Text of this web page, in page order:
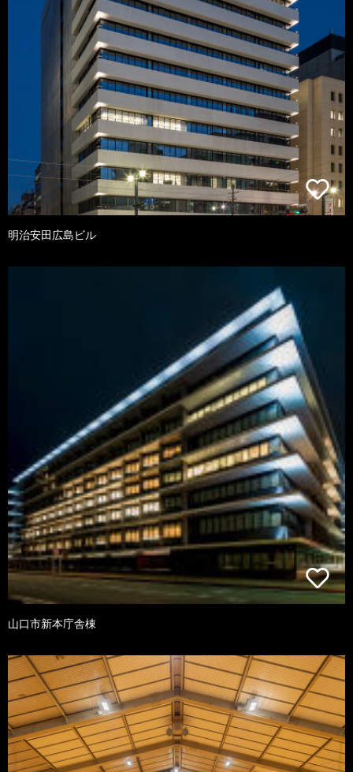
明治安田広島ビル
山口市新本庁舎棟